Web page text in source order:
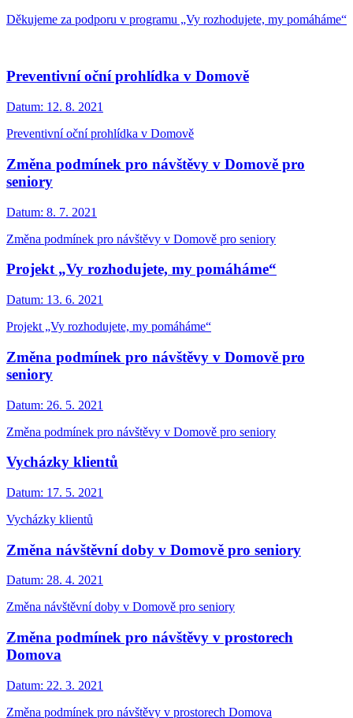
Děkujeme za podporu v programu „Vy rozhodujete, my pomáháme“
Preventivní oční prohlídka v Domově
Datum: 12. 8. 2021
Preventivní oční prohlídka v Domově
Změna podmínek pro návštěvy v Domově pro
seniory
Datum: 8. 7. 2021
Změna podmínek pro návštěvy v Domově pro seniory
Projekt „Vy rozhodujete, my pomáháme“
Datum: 13. 6. 2021
Projekt „Vy rozhodujete, my pomáháme“
Změna podmínek pro návštěvy v Domově pro
seniory
Datum: 26. 5. 2021
Změna podmínek pro návštěvy v Domově pro seniory
Vycházky klientů
Datum: 17. 5. 2021
Vycházky klientů
Změna návštěvní doby v Domově pro seniory
Datum: 28. 4. 2021
Změna návštěvní doby v Domově pro seniory
Změna podmínek pro návštěvy v prostorech
Domova
Datum: 22. 3. 2021
Změna podmínek pro návštěvy v prostorech Domova